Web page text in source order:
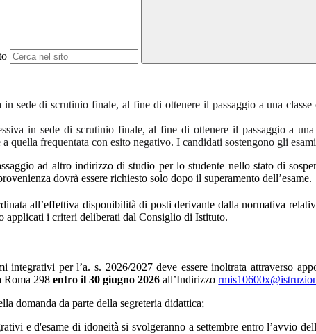
in sede di scrutinio finale, al fine di ottenere il passaggio a una
in sede di scrutinio finale, al fine di ottenere il passaggio a
a quella frequentata con esito negativo. I candidati sostengono gli
ad altro indirizzo di studio per lo studente nello stato di
dovrà essere richiesto solo dopo il superamento dell’esame.
all’effettiva disponibilità di posti derivante dalla normativa
applicati i criteri deliberati dal Consiglio di Istituto.
integrativi per l’a. s. 2026/2027 deve essere inoltrata attraverso
Roma 298 entro il 30 giugno 2026 all’Indirizzo
domanda da parte della segreteria didattica;
e d'esame di idoneità si svolgeranno a settembre entro l’avvio